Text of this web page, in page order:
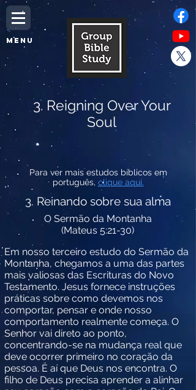
MENU
3. Reigning Over Your
Soul
Para ver mais estudos bíblicos em
português, clique aqui.
3. Reinando sobre sua alma
O Sermão da Montanha
(Mateus 5:21-30)
Em nosso terceiro estudo do Sermão da
Montanha, chegamos a uma das partes
mais valiosas das Escrituras do Novo
Testamento. Jesus fornece instruções
práticas sobre como devemos nos
comportar, pensar e onde nosso
comportamento realmente começa. O
Senhor vai direto ao ponto,
concentrando-se na mudança real que
deve ocorrer primeiro no coração da
pessoa. É aí que Deus nos encontra. O
filho de Deus precisa aprender a alinhar